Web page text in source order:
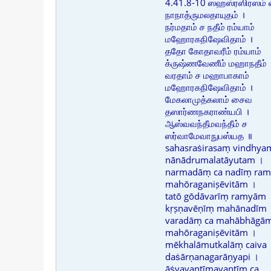
4.41.8-10 ஸஹஸ்ரஸிரஸம்
நாநாத்ருமலதாயுதம் ।
நர்மதாம் ச நதீம் ரம்யாம்
மஹோரகநிஷேவிதாம் ।
ததோ கோதாவரீம் ரம்யாம்
க்ருஷ்ணவேணீம் மஹாநதீம்
வரதாம் ச மஹாபாகாம்
மஹோரகநிஷேவிதாம் ।
மேகலாமுத்கலாம் சைவ
தஸார்ணநகராண்யபி ।
ஆஸ்வவந்தீமவந்தீம் ச
ஸர்வாமேவாநுபஸ்யத ॥
sahasraṡirasaṃ
nānādrumalatāyutam ।
narmadāṃ ca nadīṃ
mahōraganiṣēvitām ।
tatō gōdāvarīṃ ramyām
kṛṣṇavēṇīṃ mahānadīm
varadāṃ ca
mahōraganiṣēvitām ।
mēkhalāmutkalāṃ caiva
daṡārṇanagarāṇyapi ।
āṡvavantīmavantīṃ ca